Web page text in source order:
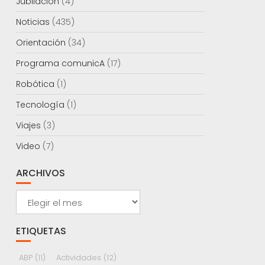
Noticias (435)
Orientación (34)
Programa comunicA(17)
Robótica (1)
Tecnología (1)
Viajes (3)
Video (7)
ARCHIVOS
Archivos
ETIQUETAS
ABP(11) Actividades (12)